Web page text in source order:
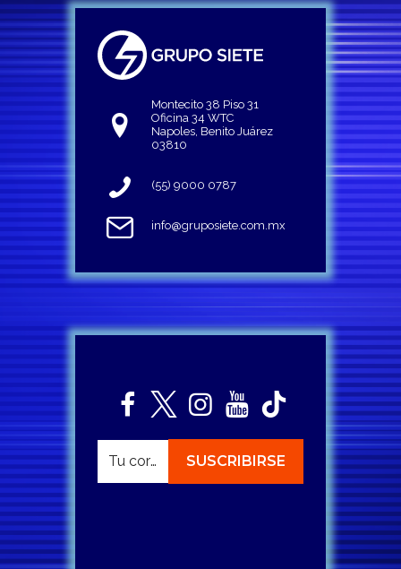
Montecito 38 Piso 31
Oficina 34 WTC
Napoles, Benito Juárez
03810
(55) 9000 0787
info@gruposiete.com.mx